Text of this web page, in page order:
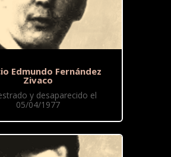
Edmundo Fernández
Zivaco
y desaparecido el
05/04/1977